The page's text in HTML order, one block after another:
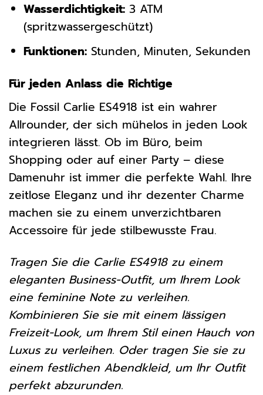
Wasserdichtigkeit:3 ATM
(spritzwassergeschützt)
Funktionen:Stunden, Minuten, Sekunden
Für jeden Anlass die Richtige
Die Fossil Carlie ES4918 ist ein wahrer
Allrounder, der sich mühelos in jeden Look
integrieren lässt. Ob im Büro, beim
Shopping oder auf einer Party – diese
Damenuhr ist immer die perfekte Wahl. Ihre
zeitlose Eleganz und ihr dezenter Charme
machen sie zu einem unverzichtbaren
Accessoire für jede stilbewusste Frau.
Tragen Sie die Carlie ES4918 zu einem
eleganten Business-Outfit, um Ihrem Look
eine feminine Note zu verleihen.
Kombinieren Sie sie mit einem lässigen
Freizeit-Look, um Ihrem Stil einen Hauch von
Luxus zu verleihen. Oder tragen Sie sie zu
einem festlichen Abendkleid, um Ihr Outfit
perfekt abzurunden.